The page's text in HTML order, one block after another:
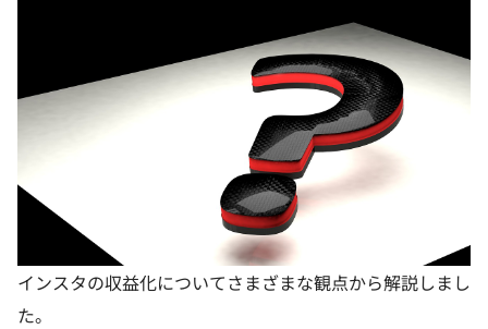
インスタの収益化についてさまざまな観点から解説しまし
た。